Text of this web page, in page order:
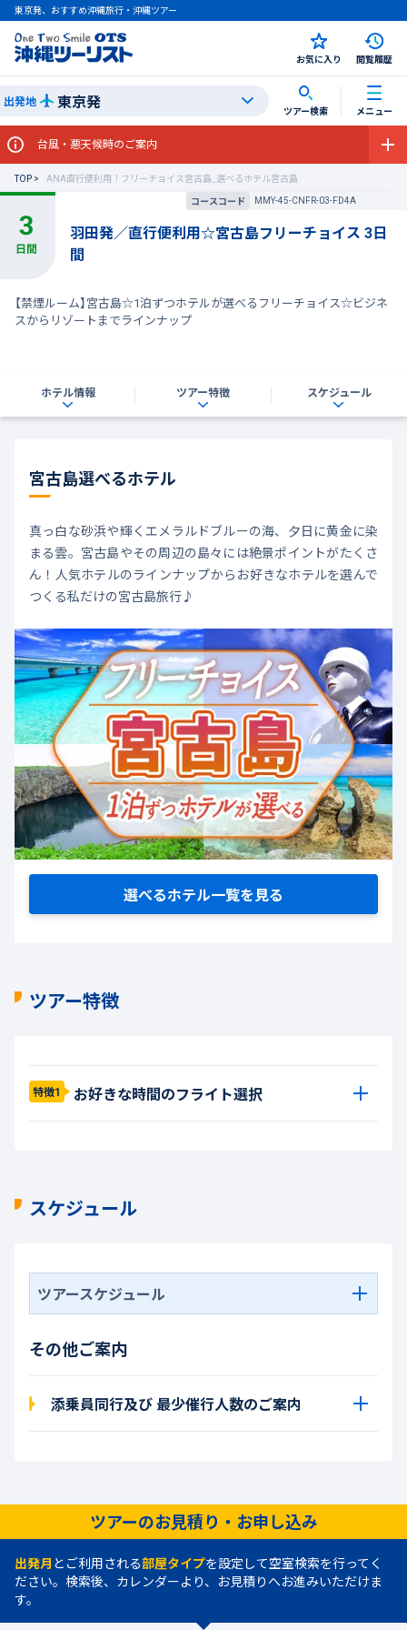
東京発、おすすめ沖縄旅行・沖縄ツアー
お気に入り 閲覧履歴
出発地 東京発 ツアー検索 メニュー
台風・悪天候時のご案内
TOP
ANA直行便利用！フリーチョイス宮古島_選べるホテル宮古島
コースコード
MMY-45-CNFR-03-FD4A
羽田発／直行便利用☆宮古島フリーチョイス 3日
間
【禁煙ルーム】宮古島☆1泊ずつホテルが選べるフリーチョイス☆ビジネ
スからリゾートまでラインナップ
ホテル情報 ツアー特徴 スケジュール
宮古島選べるホテル
真っ白な砂浜や輝くエメラルドブルーの海、夕日に黄金に染
まる雲。宮古島やその周辺の島々には絶景ポイントがたくさ
ん！人気ホテルのラインナップからお好きなホテルを選んで
つくる私だけの宮古島旅行♪
選べるホテル一覧を見る
ツアー特徴
特徴1 お好きな時間のフライト選択
スケジュール
ツアースケジュール
その他ご案内
添乗員同行及び 最少催行人数のご案内
ツアーのお見積り・お申し込み
出発月 とご利用される部屋タイプを設定して空室検索を行ってく
ださい。検索後、カレンダーより、お見積りへお進みいただけま
す。